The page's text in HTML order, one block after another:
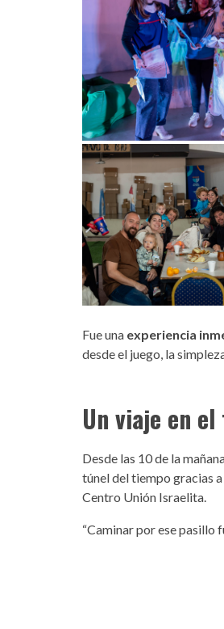
Fue una experiencia
desde el juego, la
Un viaje en
Desde las 10 de la
túnel del tiempo gracias
Centro Unión Israelita.
“Caminar por ese pasillo